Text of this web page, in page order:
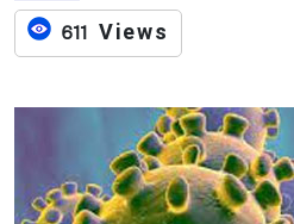
611 Views